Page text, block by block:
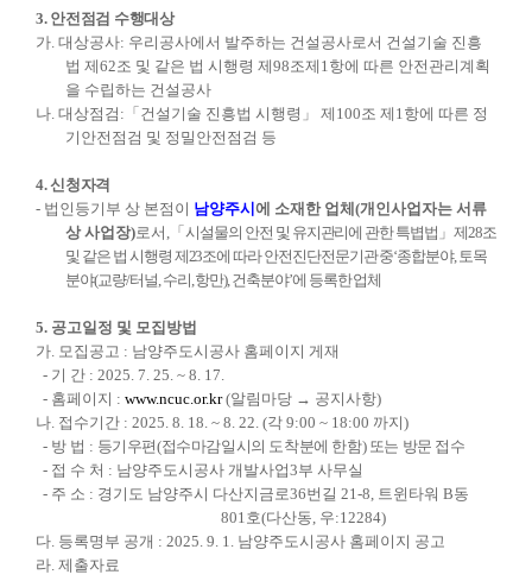
3. 안전점검 수행대상
가. 대상공사: 우리공사에서 발주하는 건설공사로서 건설기술 진흥
법 제62조 및 같은 법 시행령 제98조제 1항에 따른 안전관리계획
을 수립하는 건설공사
나. 대상점검 : 「 건설기술 진흥법 시행령 」 제 100조 제 1항에 따른 정
기안전점검 및 정밀안전점검 등
4.신청자격
- 법인등기부 상 본점이 남양주시 에 소재한 업체 (개인사업자는 서류
상 사업장)로서 , 「시설물의 안전 및 유지관리에 관한 특볍법 」 제28조
및 같은 법 시행령 제23조에 따라 안전진단전문기관 중‘종합분야,토목
분야(교량/터널,수리,항만),건축분야’에 등록한 업체
5. 공고일정 및 모집방법
가. 모집공고 : 남양주도시공사 홈페이지 게재
- 기 간 : 2025. 7. 25. ~ 8. 17.
- 홈페이지 : www.ncuc.or.kr(알림마당 → 공지사항)
나. 접수기간 : 2025. 8. 18. ~ 8. 22. (각 9:00 ~ 18:00 까지)
- 방 법 : 등기우편(접수마감일시의 도착분에 한함) 또는 방문 접수
- 접 수 처 : 남양주도시공사 개발사업3부 사무실
- 주 소 : 경기도 남양주시 다산지금로36번길 21-8, 트윈타워 B동
801호(다산동, 우:12284)
다. 등록명부 공개 : 2025. 9. 1. 남양주도시공사 홈페이지 공고
라. 제출자료